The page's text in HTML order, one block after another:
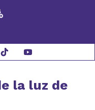
la luz de